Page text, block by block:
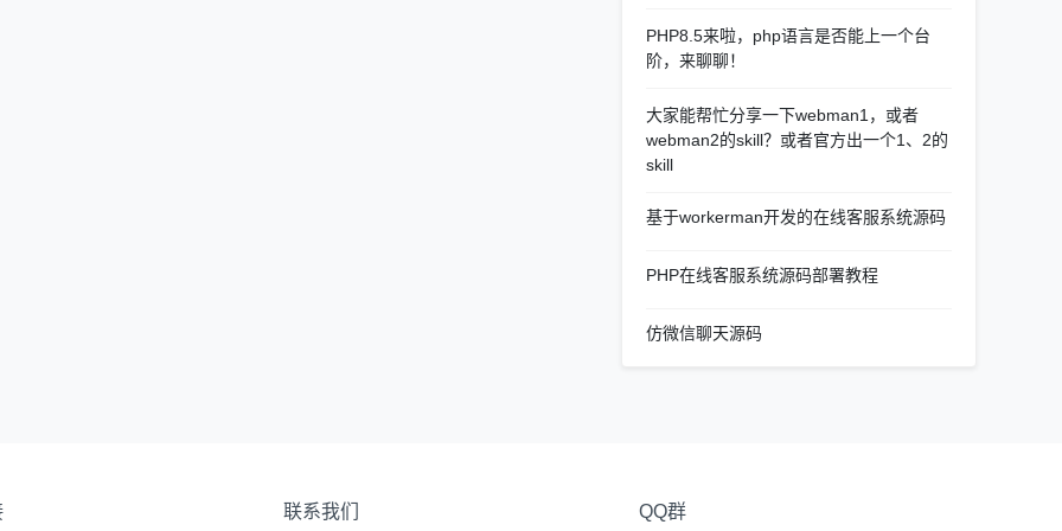
PHP8.5来啦，php语言是否能上一个台
阶，来聊聊！
大家能帮忙分享一下webman1，或者
webman2的skill？或者官方出一个1、2的
skill
基于workerman开发的在线客服系统源码
PHP在线客服系统源码部署教程
仿微信聊天源码
联系我们 QQ群